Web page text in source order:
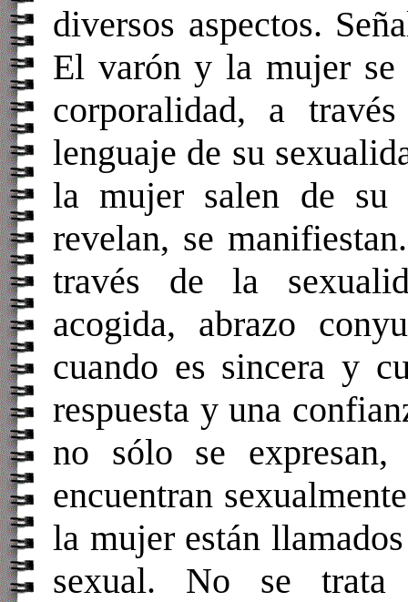
diversos aspectos.
El varón y la mujer se
corporalidad, a
lenguaje de su
la mujer salen de su
revelan, se
través de la
acogida, abrazo
cuando es sincera y
respuesta y una
no sólo se
encuentran
la mujer están
sexual. No se trata